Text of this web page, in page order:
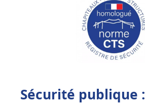
Sécurité publique :